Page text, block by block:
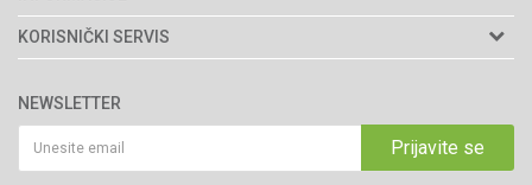
Adresa: Kraljevačkog bataljona 235/2
34000 Kragujevac, Srbija
webshop@agromarket.rs
PIB: 102135221
O nama
Prodavnice
Brendovi
Katalozi
KORISNIČKI SERVIS
Politika privatnosti
Kako kupiti
Isporuka
NEWSLETTER
Prijavite se